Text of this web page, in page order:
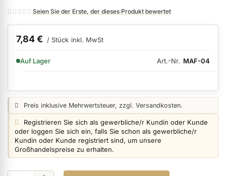
Acryl anzeigen
Nagellack & Flüssigkeiten anzeigen
Nagelfeilen, Werkzeuge, Tips & Zubehör anzeigen
Hygiene anzeigen
Seien Sie der Erste, der dieses Produkt bewertet
7,84 € / Stück inkl. MwSt
VERFÜGBARKEIT:
Auf Lager Art.-Nr. MAF-04
Preisangabe:
Preis inklusive Mehrwertsteuer, zzgl. Versandkosten.
Login info:
Registrieren Sie sich als gewerbliche/r Kundin oder Kunde
oder loggen Sie sich ein, falls Sie schon als gewerbliche/r
Kundin oder Kunde registriert sind, um unsere
Großhandelspreise zu erhalten.